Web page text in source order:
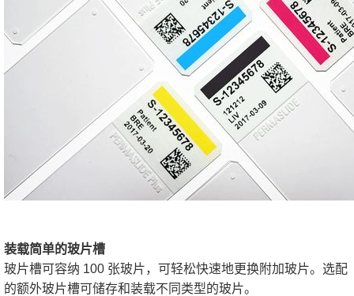
装载简单的玻片槽
玻片槽可容纳 100 张玻片，可轻松快速地更换附加玻片。选配
的额外玻片槽可储存和装载不同类型的玻片。